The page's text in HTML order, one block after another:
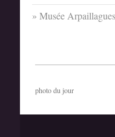
Musée Arpaillagues
photo du jour